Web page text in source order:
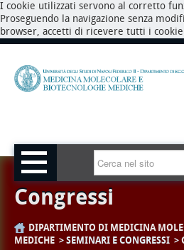
I cookie utilizzati servono al corretto
Proseguendo la navigazione senza
browser, accetti di ricevere tutti i
Congressi
DIPARTIMENTO DI MEDICINA
MEDICHE
SEMINARI E CONGRESSI